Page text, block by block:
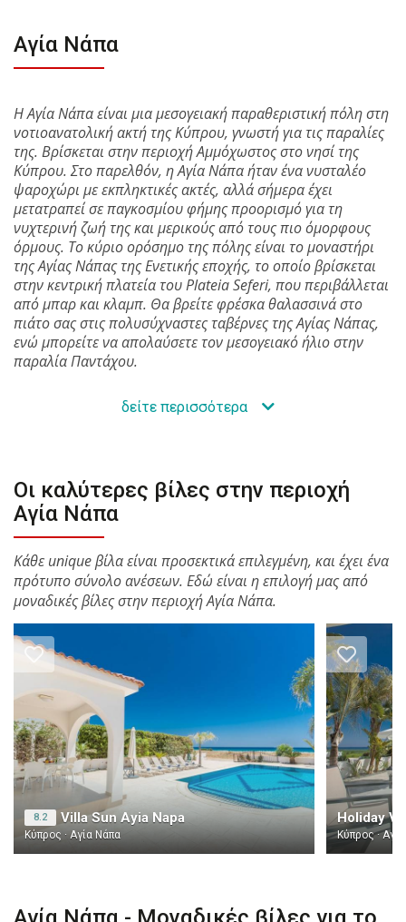
Αγία Νάπα
Η Αγία Νάπα είναι μια μεσογειακή παραθεριστική πόλη στη
νοτιοανατολική ακτή της Κύπρου, γνωστή για τις παραλίες
της. Βρίσκεται στην περιοχή Αμμόχωστος στο νησί της
Κύπρου. Στο παρελθόν, η Αγία Νάπα ήταν ένα νυσταλέο
ψαροχώρι με εκπληκτικές ακτές, αλλά σήμερα έχει
μετατραπεί σε παγκοσμίου φήμης προορισμό για τη
νυχτερινή ζωή της και μερικούς από τους πιο όμορφους
όρμους. Το κύριο ορόσημο της πόλης είναι το μοναστήρι
της Αγίας Νάπας της Ενετικής εποχής, το οποίο βρίσκεται
στην κεντρική πλατεία του Plateia Seferi, που περιβάλλεται
από μπαρ και κλαμπ. Θα βρείτε φρέσκα θαλασσινά στο
πιάτο σας στις πολυσύχναστες ταβέρνες της Αγίας Νάπας,
ενώ μπορείτε να απολαύσετε τον μεσογειακό ήλιο στην
παραλία Παντάχου.
δείτε περισσότερα
Οι καλύτερες βίλες στην περιοχή
Αγία Νάπα
Κάθε unique βίλα είναι προσεκτικά επιλεγμένη, και έχει ένα
πρότυπο σύνολο ανέσεων. Εδώ είναι η επιλογή μας από
μοναδικές βίλες στην περιοχή Αγία Νάπα.
8.2 Villa Sun Ayia Napa
Κύπρος · Αγία Νάπα
Holiday
Κύπρος ·